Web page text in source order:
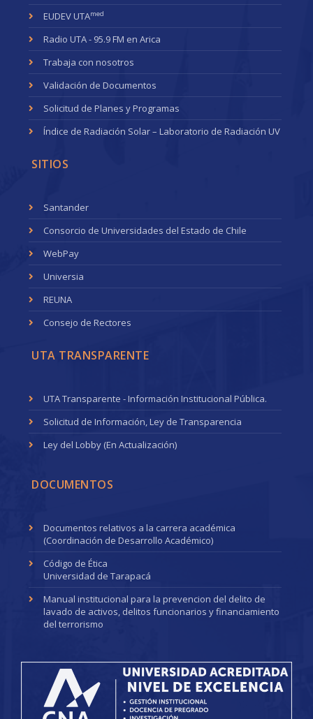
EUDEV UTAmed
Radio UTA - 95.9 FM en Arica
Trabaja con nosotros
Validación de Documentos
Solicitud de Planes y Programas
Índice de Radiación Solar – Laboratorio de Radiación UV
SITIOS
Santander
Consorcio de Universidades del Estado de Chile
WebPay
Universia
REUNA
Consejo de Rectores
UTA TRANSPARENTE
UTA Transparente - Información Institucional Pública.
Solicitud de Información, Ley de Transparencia
Ley del Lobby (En Actualización)
DOCUMENTOS
Documentos relativos a la carrera académica
(Coordinación de Desarrollo Académico)
Código de Ética
Universidad de Tarapacá
Manual institucional para la prevencion del delito de
lavado de activos, delitos funcionarios y financiamiento
del terrorismo